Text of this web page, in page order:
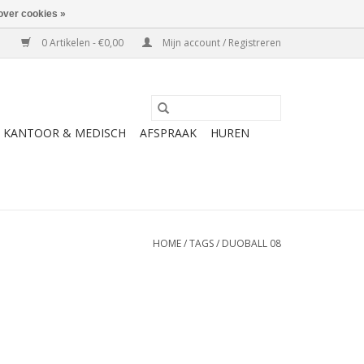
0 Artikelen - €0,00 Mijn account / Registreren
KANTOOR & MEDISCH AFSPRAAK HUREN
HOME/TAGS/ DUOBALL 08
cookies »